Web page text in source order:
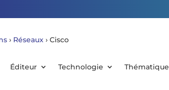
› Réseaux ›Cisco
Éditeur Technologie Thématique